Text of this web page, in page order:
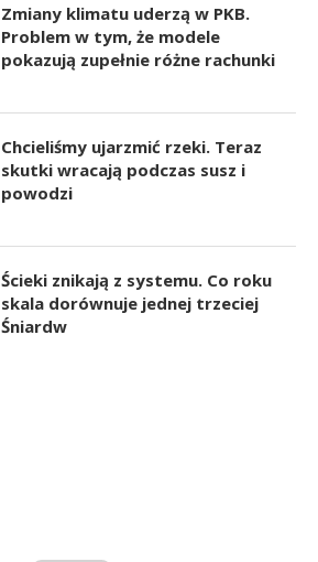
Zmiany klimatu uderzą w PKB.
Problem w tym, że modele
pokazują zupełnie różne rachunki
Chcieliśmy ujarzmić rzeki. Teraz
skutki wracają podczas susz i
powodzi
Ścieki znikają z systemu. Co roku
skala dorównuje jednej trzeciej
Śniardw